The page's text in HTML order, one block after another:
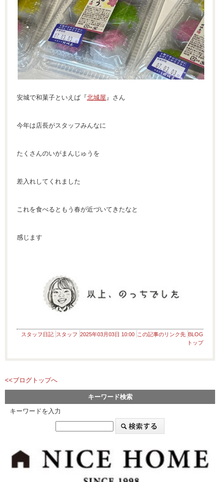
安城で和菓子といえば『北城屋』さん
今年は店長がスタッフみんなに
たくさんのいがまんじゅうを
差入れしてくれました
これを食べるともう春が近づいてきたなと
感じます
スタッフ日記 スタッフ 2025年03月03日 10:00 この記事のリンク先 BLOG
トップ
<<ブログトップへ
キーワード検索
キーワードを入力